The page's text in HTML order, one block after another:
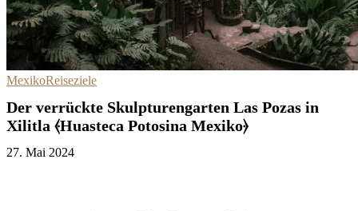
MexikoReiseziele
Der verrückte Skulpturengarten Las Pozas in
Xilitla ⦑Huasteca Potosina Mexiko⦒
27. Mai 2024